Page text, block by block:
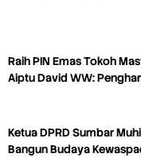
Raih PIN Emas Tokoh
Aiptu David WW:
Ketua DPRD Sumbar
Bangun Budaya